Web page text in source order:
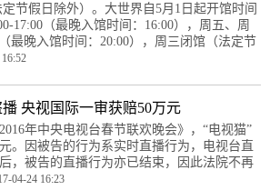
节假日除外）。大世界自5月1日起开馆时间
17:00（最晚入馆时间：16:00），周五、周
最晚入馆时间：20:00），周三闭馆（法定节
央视国际一审获赔50万元
年中央电视台春节联欢晚会》，“电视猫”
。因被告的行为系实时直播行为，电视台直
，被告的直播行为亦已结束，因此法院不再
04-24 16:23